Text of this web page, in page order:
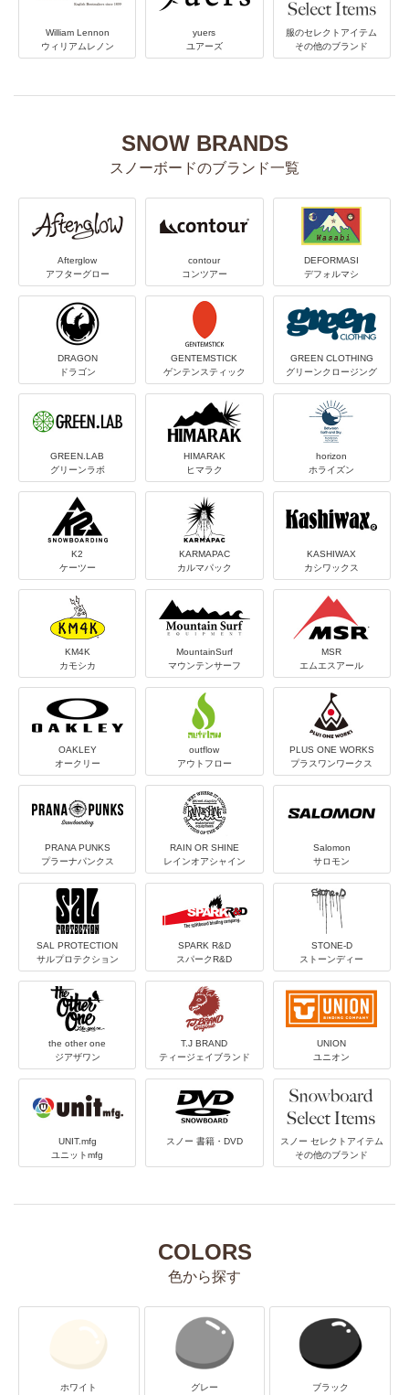
William Lennon
ウィリアムレノン
yuers
ユアーズ
服のセレクトアイテム
その他のブランド
SNOW BRANDS
スノーボードのブランド一覧
Afterglow
アフターグロー
contour
コンツアー
DEFORMASI
デフォルマシ
DRAGON
ドラゴン
GENTEMSTICK
ゲンテンスティック
GREEN CLOTHING
グリーンクロージング
GREEN.LAB
グリーンラボ
HIMARAK
ヒマラク
horizon
ホライズン
K2
ケーツー
KARMAPAC
カルマパック
KASHIWAX
カシワックス
KM4K
カモシカ
MountainSurf
マウンテンサーフ
MSR
エムエスアール
OAKLEY
オークリー
outflow
アウトフロー
PLUS ONE WORKS
プラスワンワークス
PRANA PUNKS
プラーナパンクス
RAIN OR SHINE
レインオアシャイン
Salomon
サロモン
SAL PROTECTION
サルプロテクション
SPARK R&D
スパークR&D
STONE-D
ストーンディー
the other one
ジアザワン
T.J BRAND
ティージェイブランド
UNION
ユニオン
UNIT.mfg
ユニットmfg
スノー 書籍・DVD
スノー セレクトアイテム
その他のブランド
COLORS
色から探す
ホワイト
グレー
ブラック